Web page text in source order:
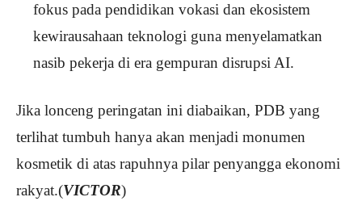
fokus pada pendidikan vokasi dan ekosistem
kewirausahaan teknologi guna menyelamatkan
nasib pekerja di era gempuran disrupsi AI.
Jika lonceng peringatan ini diabaikan, PDB yang
terlihat tumbuh hanya akan menjadi monumen
kosmetik di atas rapuhnya pilar penyangga ekonomi
rakyat.(VICTOR)